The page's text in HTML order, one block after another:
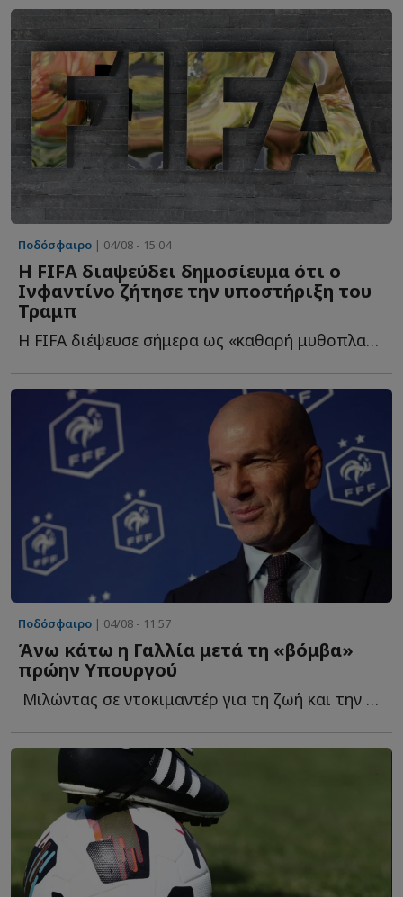
Ποδόσφαιρο | 04/08 - 15:04
Η FIFA διαψεύδει δημοσίευμα ότι ο
Ινφαντίνο ζήτησε την υποστήριξη του
Τραμπ
Η FIFA διέψευσε σήμερα ως «καθαρή μυθοπλασία» δημοσίευμα ό...
Ποδόσφαιρο | 04/08 - 11:57
Άνω κάτω η Γαλλία μετά τη «βόμβα»
πρώην Υπουργού
Μιλώντας σε ντοκιμαντέρ για τη ζωή και την καριέρα τ...